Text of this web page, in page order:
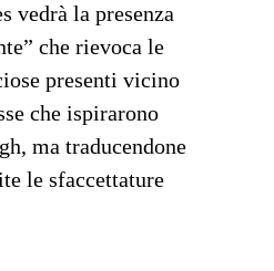
vedrà la presenza
che rievoca le
presenti vicino
che ispirarono
ma traducendone
le sfaccettature